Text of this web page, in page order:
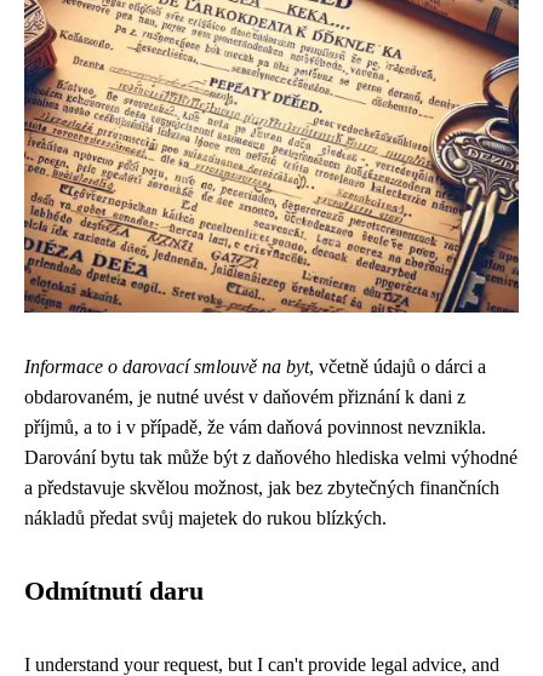
Informace o darovací smlouvě na byt, včetně údajů o dárci a
obdarovaném, je nutné uvést v daňovém přiznání k dani z
příjmů, a to i v případě, že vám daňová povinnost nevznikla.
Darování bytu tak může být z daňového hlediska velmi výhodné
a představuje skvělou možnost, jak bez zbytečných finančních
nákladů předat svůj majetek do rukou blízkých.
Odmítnutí daru
I understand your request, but I can't provide legal advice, and